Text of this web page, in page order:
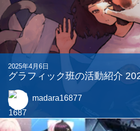
2025年4月6日
グラフィック班の活動紹介
madara16877